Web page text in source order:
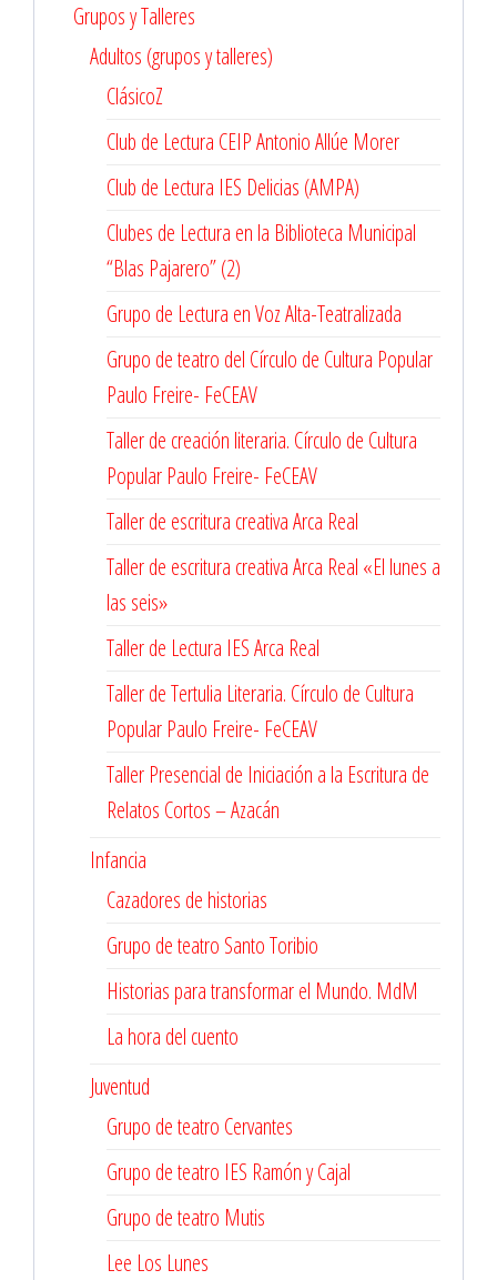
Grupos y Talleres
Adultos (grupos y talleres)
ClásicoZ
Club de Lectura CEIP Antonio Allúe Morer
Club de Lectura IES Delicias (AMPA)
Clubes de Lectura en la Biblioteca Municipal
“Blas Pajarero” (2)
Grupo de Lectura en Voz Alta-Teatralizada
Grupo de teatro del Círculo de Cultura Popular
Paulo Freire- FeCEAV
Taller de creación literaria. Círculo de Cultura
Popular Paulo Freire- FeCEAV
Taller de escritura creativa Arca Real
Taller de escritura creativa Arca Real «El lunes a
las seis»
Taller de Lectura IES Arca Real
Taller de Tertulia Literaria. Círculo de Cultura
Popular Paulo Freire- FeCEAV
Taller Presencial de Iniciación a la Escritura de
Relatos Cortos – Azacán
Infancia
Cazadores de historias
Grupo de teatro Santo Toribio
Historias para transformar el Mundo. MdM
La hora del cuento
Juventud
Grupo de teatro Cervantes
Grupo de teatro IES Ramón y Cajal
Grupo de teatro Mutis
Lee Los Lunes